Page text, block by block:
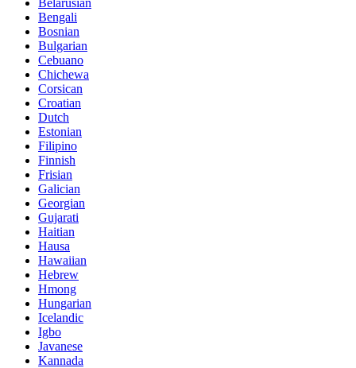
Bengali
Bosnian
Bulgarian
Cebuano
Chichewa
Corsican
Croatian
Dutch
Estonian
Filipino
Finnish
Frisian
Galician
Georgian
Gujarati
Haitian
Hausa
Hawaiian
Hebrew
Hmong
Hungarian
Icelandic
Igbo
Javanese
Kannada